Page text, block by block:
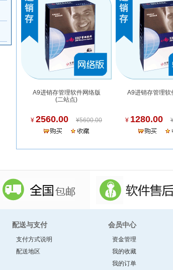
A9进销存管理软件网络版
(二站点)
¥ 2560.00 ¥5600.00
A9进销存管理软
¥ 1280.00
配送与支付
支付方式说明
配送地区
会员中心
资金管理
我的收藏
我的订单